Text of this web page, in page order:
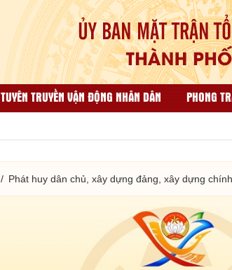
TUYÊN TRUYỀN VẬN ĐỘNG NHÂN DÂN PHONG
Phát huy dân chủ, xây dựng đảng, xây dựng